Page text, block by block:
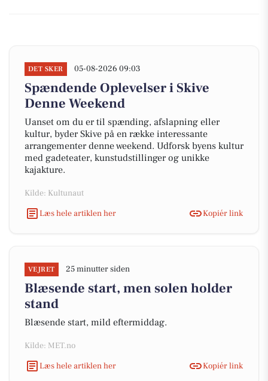
DET SKER 05-08-2026 09:03
Spændende Oplevelser i Skive
Denne Weekend
Uanset om du er til spænding, afslapning eller
kultur, byder Skive på en række interessante
arrangementer denne weekend. Udforsk byens kultur
med gadeteater, kunstudstillinger og unikke
kajakture.
Kilde: Kultunaut
Læs hele artiklen her
Kopiér link
VEJRET 25 minutter siden
Blæsende start, men solen holder
stand
Blæsende start, mild eftermiddag.
Kilde: MET.no
Læs hele artiklen her
Kopiér link